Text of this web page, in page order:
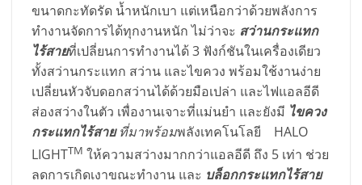
ขนาดกะทัดรัด น้ำหนักเบา แต่เหนือกว่าด้วยพลังการ
ทำงานจัดการได้ทุกงานหนัก ไม่ว่าจะ สว่านกระแทก
ไร้สายที่เปลี่ยนการทำงานได้ 3 ฟังก์ชันในเครื่องเดียว
ทั้งสว่านกระแทก สว่าน และไขควง พร้อมใช้งานง่าย
เปลี่ยนหัวจับดอกสว่านได้ด้วยมือเปล่า และไฟแอลอีดี
ส่องสว่างในตัว เพื่องานเจาะที่แม่นยำ และยังมี ไขควง
กระแทกไร้สายที่มาพร้อมพลังเทคโนโลยี HALO
LIGHTTM ให้ความสว่างมากกว่าแอลอีดี ถึง 5 เท่า ช่วย
ลดการเกิดเงาขณะทำงาน และ บล็อกกระแทกไร้สาย